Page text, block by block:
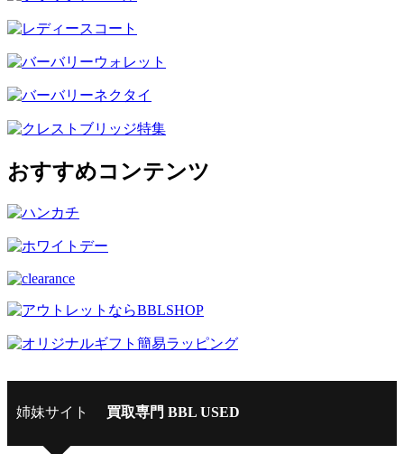
おすすめコンテンツ
姉妹サイト 買取専門 BBL USED